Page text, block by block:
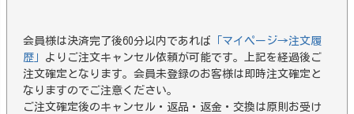
会員様は決済完了後60分以内であれば 「マイページ→注文履
歴」 よりご注文キャンセル依頼が可能です。上記を経過後ご
注文確定となります。会員未登録のお客様は即時注文確定と
なりますのでご注意ください。
ご注文確定後のキャンセル・返品・返金・交換は原則お受け